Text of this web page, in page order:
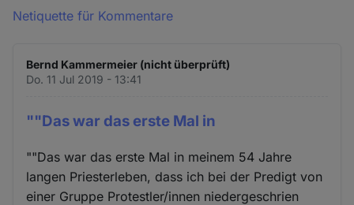
Netiquette für Kommentare
Bernd Kammermeier (nicht überprüft)
Do. 11 Jul 2019 - 13:41
""Das war das erste Mal in
""Das war das erste Mal in meinem 54 Jahre
langen Priesterleben, dass ich bei der Predigt von
einer Gruppe Protestler/innen niedergeschrien